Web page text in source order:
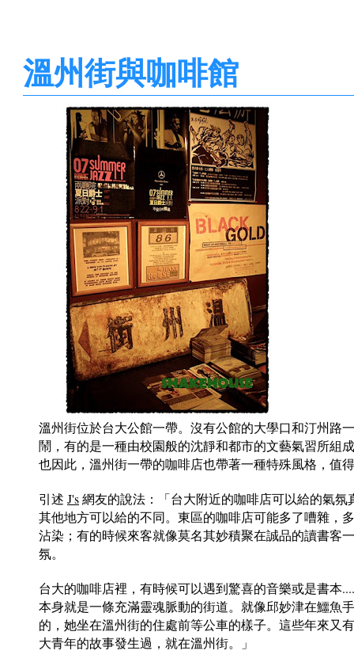
溫州街與咖啡館
溫州街位於台大公館一帶。沒有公館的大學口和汀州路
鬧，有的是一種由校園般的沈靜和都市的文藝氣習所組
也因此，溫州街一帶的咖啡店也帶著一種特殊風格，值
引述 J's網友的說法：「台大附近的咖啡店可以給的氣氛
其他地方可以給的不同。東區的咖啡店可能多了嘈雜，
沾染；有的時候來客就像莫名其妙積聚在誠品的讀書客
氛。
台大的咖啡店裡，有時候可以遇到驚喜的音樂或是書本
本身就是一條充滿靈魂脈動的街道。就像邱妙津在鱷魚
的，她坐在溫州街的住處前等公車的樣子。這些年來又
大青年的故事發生過，就在溫州街。」